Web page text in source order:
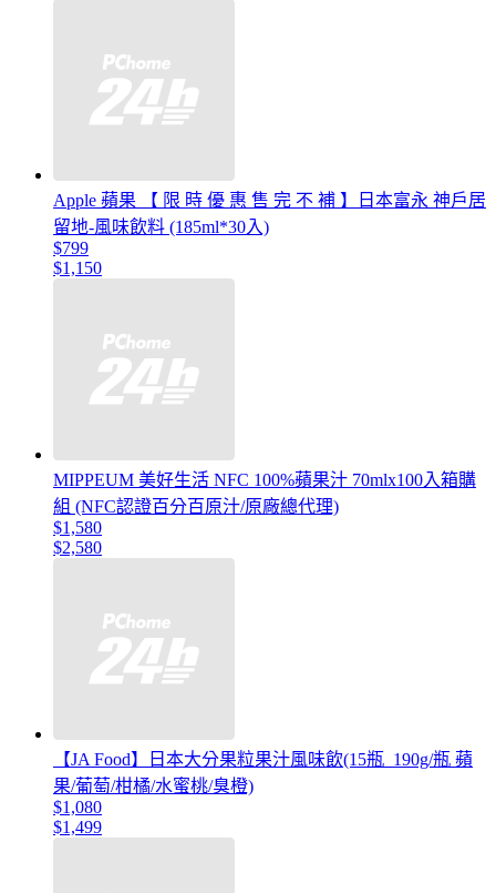
Apple 蘋果 【 限 時 優 惠 售 完 不 補 】日本富永 神戶居
留地-風味飲料 (185ml*30入)
$799
$1,150
MIPPEUM 美好生活 NFC 100%蘋果汁 70mlx100入箱購
組 (NFC認證百分百原汁/原廠總代理)
$1,580
$2,580
【JA Food】日本大分果粒果汁風味飲(15瓶_190g/瓶 蘋
果/葡萄/柑橘/水蜜桃/臭橙)
$1,080
$1,499